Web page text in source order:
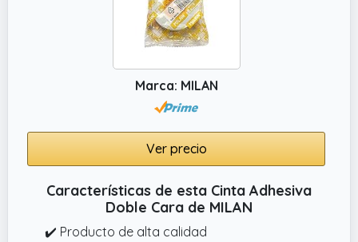
Marca: MILAN
Ver precio
Características de esta Cinta Adhesiva
Doble Cara de MILAN
✔️ Producto de alta calidad